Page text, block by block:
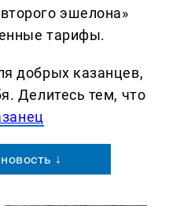
эшелона»
тарифы.
добрых казанцев,
Делитеcь тем, что
↓